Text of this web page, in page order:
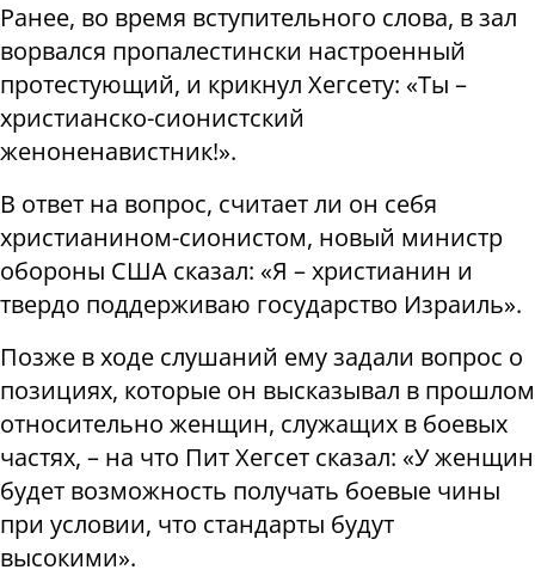
Ранее, во время вступительного слова, в зал
ворвался пропалестински настроенный
протестующий, и крикнул Хегсету: «Ты –
христианско-сионистский
женоненавистник!».
В ответ на вопрос, считает ли он себя
христианином-сионистом, новый министр
обороны США сказал: «Я – христианин и
твердо поддерживаю государство Израиль».
Позже в ходе слушаний ему задали вопрос о
позициях, которые он высказывал в прошлом
относительно женщин, служащих в боевых
частях, – на что Пит Хегсет сказал: «У женщин
будет возможность получать боевые чины
при условии, что стандарты будут
высокими».